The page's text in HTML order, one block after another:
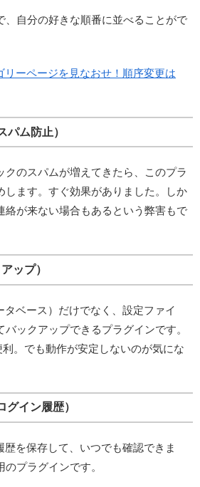
、自分の好きな順番に並べることがで
リーページを見なおせ！順序変更は
ム防止）
クのスパムが増えてきたら、このプラ
します。すぐ効果がありました。しか
絡が来ない場合もあるという弊害もで
ップ）
ベース）だけでなく、設定ファイ
ックアップできるプラグインです。
。でも動作が安定しないのが気にな
イン履歴）
を保存して、いつでも確認できま
プラグインです。